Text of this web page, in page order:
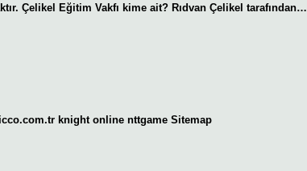
Çelikel Eğitim Vakfı kime ait? Rıdvan Çelikel tarafından…
knight online nttgame Sitemap